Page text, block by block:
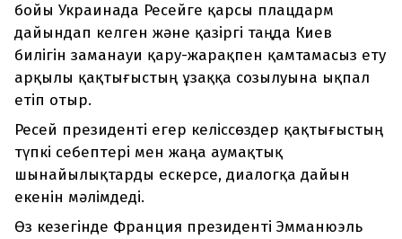
бойы Украинада Ресейге қарсы плацдарм
дайындап келген және қазіргі таңда Киев
билігін заманауи қару-жарақпен қамтамасыз ету
арқылы қақтығыстың ұзаққа созылуына ықпал
етіп отыр.
Ресей президенті егер келіссөздер қақтығыстың
түпкі себептері мен жаңа аумақтық
шынайылықтарды ескерсе, диалогқа дайын
екенін мәлімдеді.
Өз кезегінде Франция президенті Эмманюэль